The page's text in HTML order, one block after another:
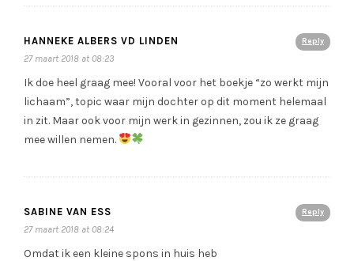
Reply
HANNEKE ALBERS VD LINDEN
27 maart 2018 at 08:23
Ik doe heel graag mee! Vooral voor het boekje “zo werkt mijn
lichaam”, topic waar mijn dochter op dit moment helemaal
in zit. Maar ook voor mijn werk in gezinnen, zou ik ze graag
mee willen nemen.
Reply
SABINE VAN ESS
27 maart 2018 at 08:24
Omdat ik een kleine spons in huis heb